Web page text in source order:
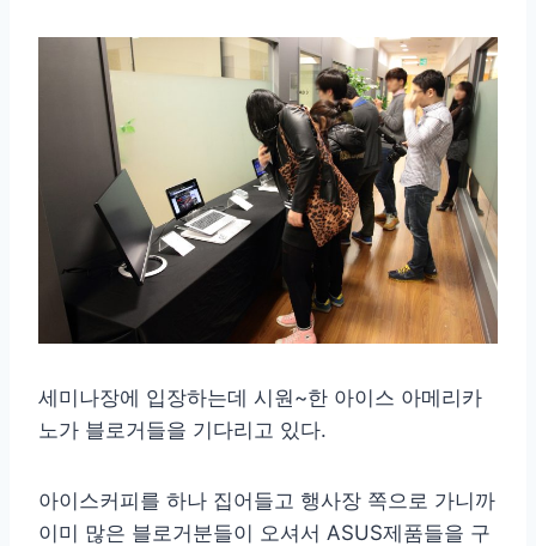
세미나장에 입장하는데 시원~한 아이스 아메리카
노가 블로거들을 기다리고 있다.
아이스커피를 하나 집어들고 행사장 쪽으로 가니까
이미 많은 블로거분들이 오셔서 ASUS제품들을 구